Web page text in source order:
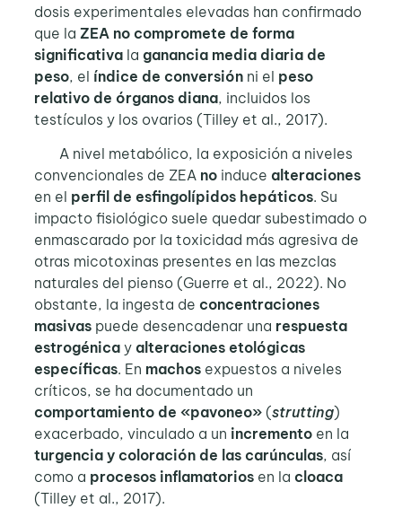
dosis experimentales elevadas han confirmado
que la ZEA no compromete de forma
significativala ganancia media diaria de
peso, el índice de conversiónni el peso
relativo de órganos diana, incluidos los
testículos y los ovarios (Tilley et al., 2017).
A nivel metabólico, la exposición a niveles
convencionales de ZEA noinduce alteraciones
en el perfil de esfingolípidos hepáticos. Su
impacto fisiológico suele quedar subestimado o
enmascarado por la toxicidad más agresiva de
otras micotoxinas presentes en las mezclas
naturales del pienso (Guerre et al., 2022). No
obstante, la ingesta de concentraciones
masivaspuede desencadenar una respuesta
estrogénicay alteraciones etológicas
específicas. En machosexpuestos a niveles
críticos, se ha documentado un
comportamiento de «pavoneo»(strutting)
exacerbado, vinculado a un incrementoen la
turgencia y coloración de las carúnculas, así
como a procesos inflamatoriosen la cloaca
(Tilley et al., 2017).